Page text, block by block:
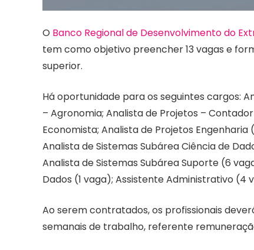
O Banco Regional de Desenvolvimento do
tem como objetivo preencher 13 vagas e
superior.
Há oportunidade para os seguintes cargos:
– Agronomia; Analista de Projetos –
Economista; Analista de Projetos
Analista de Sistemas Subárea Ciência de
Analista de Sistemas Subárea Suporte (6
Dados (1 vaga); Assistente Administrativo (4
Ao serem contratados, os profissionais
semanais de trabalho, referente